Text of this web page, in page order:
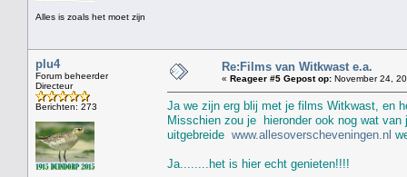
Alles is zoals het moet zijn
plu4
Forum beheerder
Directeur
Berichten: 273
Re:Films van Witkwast e.a.
« Reageer #5 Gepost op: November 24,
Ja we zijn erg blij met je films Witkwast, en
Misschien zou je hieronder ook nog wat van
uitgebreide www.allesoverscheveningen.nl
Ja........het is hier echt genieten!!!!